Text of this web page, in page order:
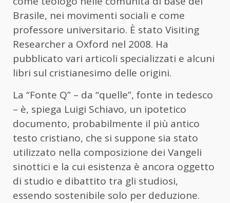
Brasile, nei movimenti sociali e come
professore universitario. È stato Visiting
Researcher a Oxford nel 2008. Ha
pubblicato vari articoli specializzati e alcuni
libri sul cristianesimo delle origini.
La “Fonte Q” – da “quelle”, fonte in tedesco
– è, spiega Luigi Schiavo, un ipotetico
documento, probabilmente il più antico
testo cristiano, che si suppone sia stato
utilizzato nella composizione dei Vangeli
sinottici e la cui esistenza è ancora oggetto
di studio e dibattito tra gli studiosi,
essendo sostenibile solo per deduzione.